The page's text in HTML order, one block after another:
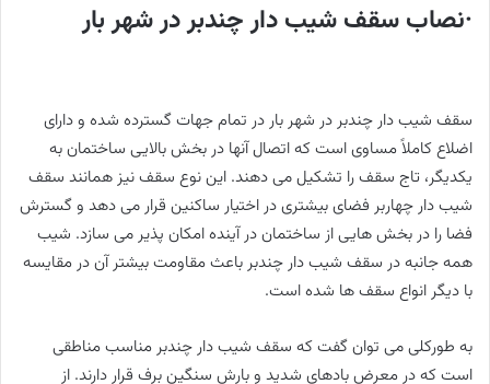
·نصاب سقف شیب دار چندبر در شهر بار
سقف شیب دار چندبر در شهر بار در تمام جهات گسترده شده و دارای
اضلاع کاملاً مساوی است که اتصال آنها در بخش بالایی ساختمان به
یکدیگر، تاج سقف را تشکیل می دهند. این نوع سقف نیز همانند سقف
شیب دار چهاربر فضای بیشتری در اختیار ساکنین قرار می دهد و گسترش
فضا را در بخش هایی از ساختمان در آینده امکان پذیر می سازد. شیب
همه جانبه در سقف شیب دار چندبر باعث مقاومت بیشتر آن در مقایسه
با دیگر انواع سقف ها شده است.
به طورکلی می توان گفت که سقف شیب دار چندبر مناسب مناطقی
است که در معرض بادهای شدید و بارش سنگین برف قرار دارند. از